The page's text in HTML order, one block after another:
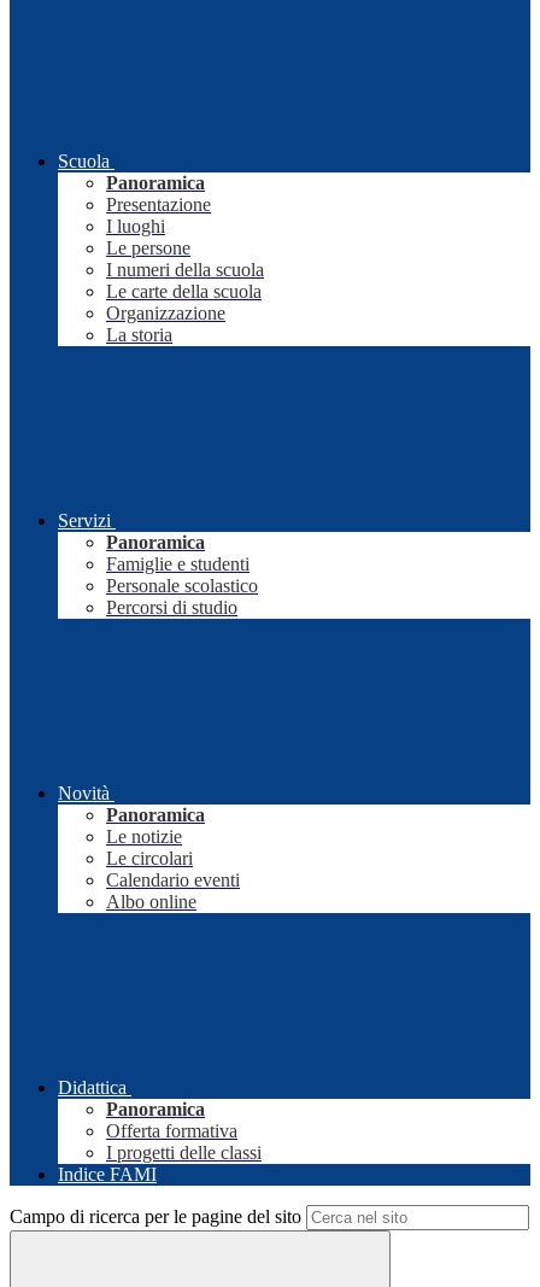
Scuola
Panoramica
Presentazione
I luoghi
Le persone
I numeri della scuola
Le carte della scuola
Organizzazione
La storia
Servizi
Panoramica
Famiglie e studenti
Personale scolastico
Percorsi di studio
Novità
Panoramica
Le notizie
Le circolari
Calendario eventi
Albo online
Didattica
Panoramica
Offerta formativa
I progetti delle classi
Indice FAMI
Campo di ricerca per le pagine del sito